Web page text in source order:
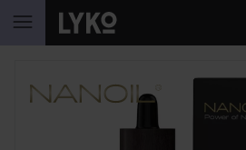
GA NAAR INHOUD
SECTIE OVERSLAAN